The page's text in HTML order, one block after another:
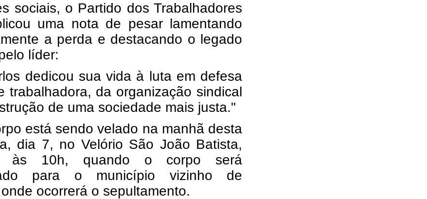
sociais, o Partido dos Trabalhadores
uma nota de pesar lamentando
a perda e destacando o legado
líder:
dedicou sua vida à luta em defesa
trabalhadora, da organização sindical
de uma sociedade mais justa."
está sendo velado na manhã desta
dia 7, no Velório São João Batista,
às 10h, quando o corpo será
para o município vizinho de
ocorrerá o sepultamento.